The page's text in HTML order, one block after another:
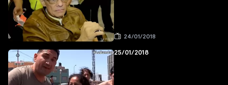
24/01/2018
25/01/2018